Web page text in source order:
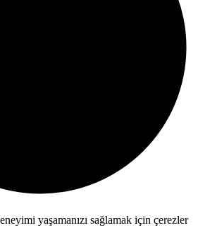
yaşamanızı sağlamak için çerezler